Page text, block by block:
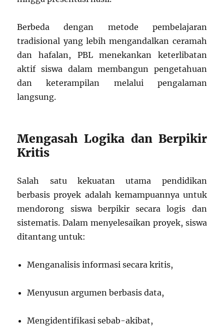
Berbeda dengan metode pembelajaran
tradisional yang lebih mengandalkan ceramah
dan hafalan, PBL menekankan keterlibatan
aktif siswa dalam membangun pengetahuan
dan keterampilan melalui pengalaman
langsung.
Mengasah Logika dan Berpikir
Kritis
Salah satu kekuatan utama pendidikan
berbasis proyek adalah kemampuannya untuk
mendorong siswa berpikir secara logis dan
sistematis. Dalam menyelesaikan proyek, siswa
ditantang untuk:
Menganalisis informasi secara kritis,
Menyusun argumen berbasis data,
Mengidentifikasi sebab-akibat,